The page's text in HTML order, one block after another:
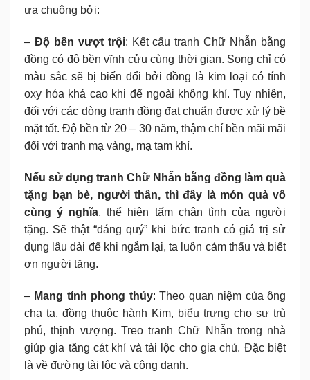
ưa chuộng bởi:
– Độ bền vượt trội: Kết cấu tranh Chữ Nhẫn bằng
đồng có độ bền vĩnh cửu cùng thời gian. Song chỉ có
màu sắc sẽ bị biến đổi bởi đồng là kim loại có tính
oxy hóa khá cao khi để ngoài không khí. Tuy nhiên,
đối với các dòng tranh đồng đạt chuẩn được xử lý bề
mặt tốt. Độ bền từ 20 – 30 năm, thậm chí bền mãi mãi
đối với tranh mạ vàng, mạ tam khí.
Nếu sử dụng tranh Chữ Nhẫn bằng đồng làm quà
tặng bạn bè, người thân, thì đây là món quà vô
cùng ý nghĩa, thể hiện tấm chân tình của người
tặng. Sẽ thật “đáng quý” khi bức tranh có giá trị sử
dụng lâu dài để khi ngắm lại, ta luôn cảm thấu và biết
ơn người tặng.
– Mang tính phong thủy: Theo quan niệm của ông
cha ta, đồng thuộc hành Kim, biểu trưng cho sự trù
phú, thịnh vượng. Treo tranh Chữ Nhẫn trong nhà
giúp gia tăng cát khí và tài lộc cho gia chủ. Đặc biệt
là về đường tài lộc và công danh.